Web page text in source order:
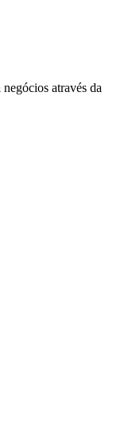
através da